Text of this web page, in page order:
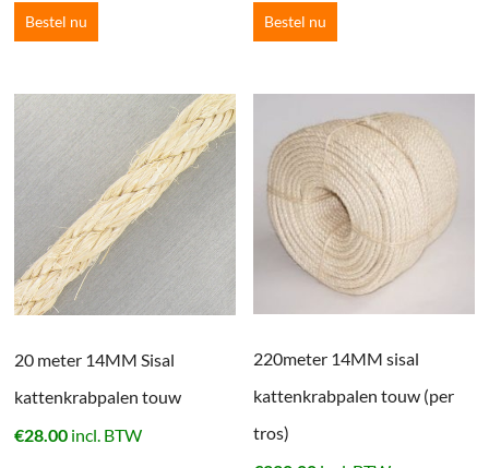
Bestel nu Bestel nu
20 meter 14MM Sisal
kattenkrabpalen touw
€28.00 incl. BTW
220meter 14MM sisal
kattenkrabpalen touw (per
tros)